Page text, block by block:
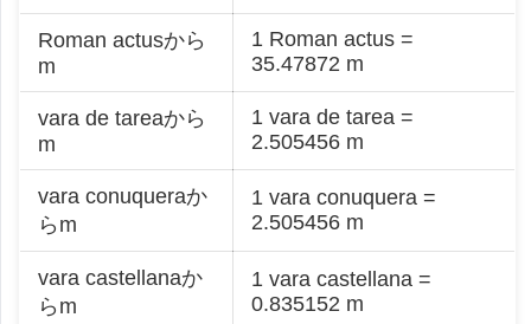
Roman actusから
m
1 Roman actus =
35.47872 m
vara de tareaから
m
1 vara de tarea =
2.505456 m
vara conuqueraか
らm
1 vara conuquera =
2.505456 m
vara castellanaか
らm
1 vara castellana =
0.835152 m